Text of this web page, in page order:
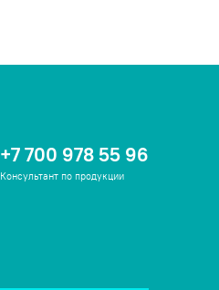
+7 700 978 55 96
Консультант по продукции